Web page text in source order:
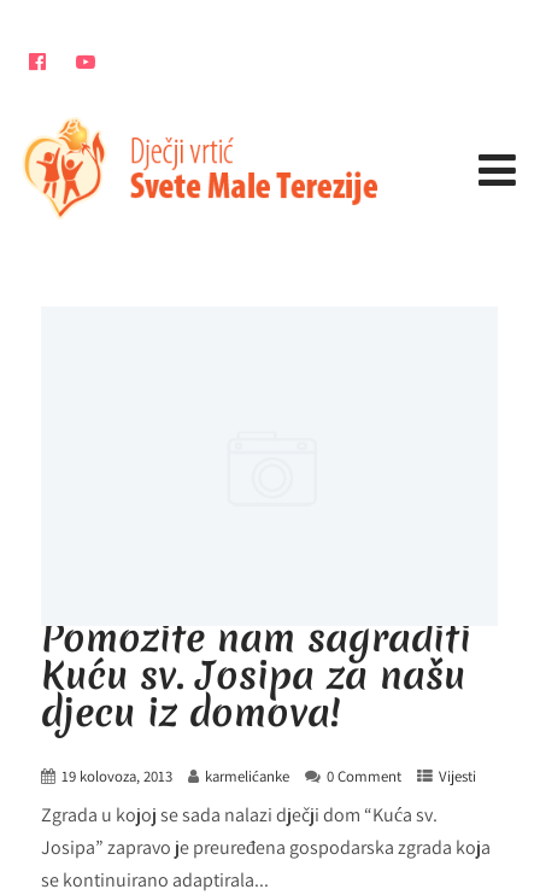
Pomozite nam sagraditi
Kuću sv. Josipa za našu
djecu iz domova!
19 kolovoza, 2013 karmelićanke 0 Comment Vijesti
Zgrada u kojoj se sada nalazi dječji dom “Kuća sv.
Josipa” zapravo je preuređena gospodarska zgrada koja
se kontinuirano adaptirala...